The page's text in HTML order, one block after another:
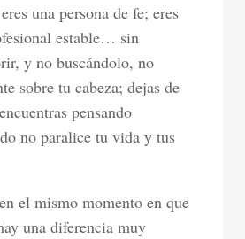
una persona de fe; eres
estable… sin
y no buscándolo, no
sobre tu cabeza; dejas de
pensando
no paralice tu vida y tus
el mismo momento en que
una diferencia muy